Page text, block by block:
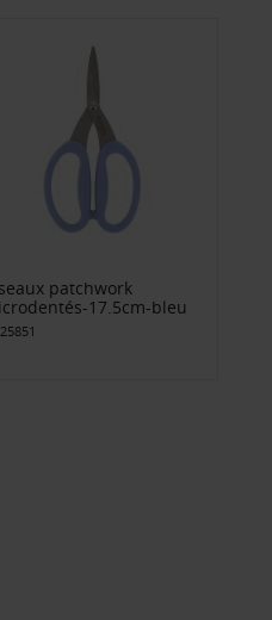
patchwork
17.5cm-bleu